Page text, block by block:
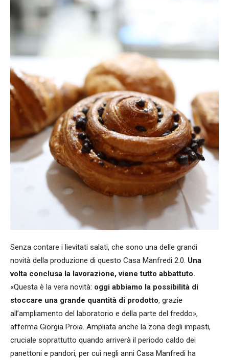
Senza contare i lievitati salati, che sono una delle grandi
novità della produzione di questo Casa Manfredi 2.0. Una
volta conclusa la lavorazione, viene tutto abbattuto.
«Questa è la vera novità: oggi abbiamo la possibilità di
stoccare una grande quantità di prodotto, grazie
all’ampliamento del laboratorio e della parte del freddo»,
afferma Giorgia Proia. Ampliata anche la zona degli impasti,
cruciale soprattutto quando arriverà il periodo caldo dei
panettoni e pandori, per cui negli anni Casa Manfredi ha